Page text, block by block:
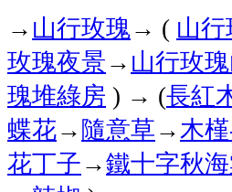
→山行玫瑰→ ( 山
玫瑰夜景→山行玫瑰
瑰堆綠房 ) → (長紅
蝶花→隨意草→木槿
花丁子→鐵十字秋